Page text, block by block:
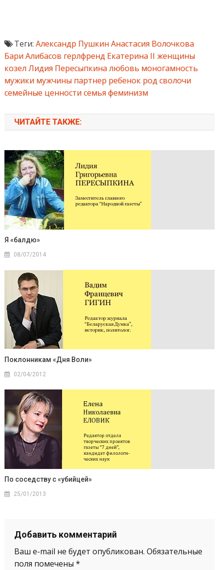
Теги: Александр Пушкин Анастасия Волочкова
Бари Алибасов герлфренд Екатерина II женщины
козел Лидия Пересыпкина любовь моногамность
мужики мужчины партнер ребенок род сволочи
семейные ценности семья феминизм
ЧИТАЙТЕ ТАКЖЕ:
Я «балдю»
08/07/2014
Поклонникам «Дня Воли»
02/04/2012
По соседству с «убийцей»
25/01/2013
Добавить комментарий
Ваш e-mail не будет опубликован. Обязательные
поля помечены *